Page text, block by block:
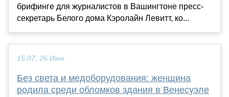
брифинге для журналистов в Вашингтоне пресс-
секретарь Белого дома Кэролайн Левитт, ко...
15:07, 26 Июн
Без света и медоборудования: женщина
родила среди обломков здания в Венесуэле